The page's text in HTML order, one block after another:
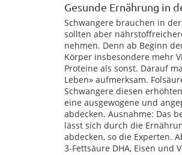
Gesunde Ernährung in
Schwangere brauchen in
sollten aber
nehmen. Denn ab Beginn
Körper insbesondere mehr
Proteine als sonst. Darauf
Leben» aufmerksam.
Schwangere diesen
eine ausgewogene und
abdecken. Ausnahme: Das
lässt sich durch die
abdecken, so die Experten.
3-Fettsäure DHA, Eisen und